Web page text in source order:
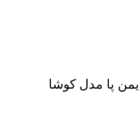
پا مدل کوشا